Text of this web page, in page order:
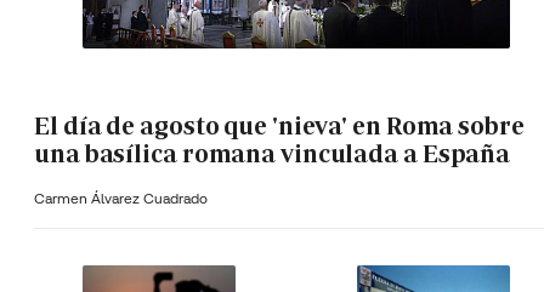
El día de agosto que 'nieva' en Roma sobre
una basílica romana vinculada a España
Carmen Álvarez Cuadrado